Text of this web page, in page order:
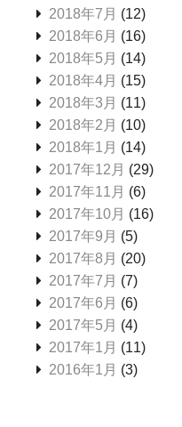
2018年7月 (12)
2018年6月 (16)
2018年5月 (14)
2018年4月 (15)
2018年3月 (11)
2018年2月 (10)
2018年1月 (14)
2017年12月 (29)
2017年11月 (6)
2017年10月 (16)
2017年9月 (5)
2017年8月 (20)
2017年7月 (7)
2017年6月 (6)
2017年5月 (4)
2017年1月 (11)
2016年1月 (3)